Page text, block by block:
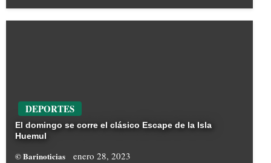
DEPORTES
El domingo se corre el clásico Escape de la Isla
Huemul
© Barinoticias enero 28, 2023